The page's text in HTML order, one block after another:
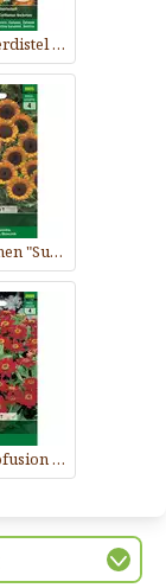
Saflor, Färberdistel BIO
Sonnenblumen "Sunrich Orange F1"
Zinnien "Profusion Cherry"